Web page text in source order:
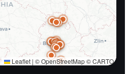
Leaflet | ©OpenStreetMap©CARTO